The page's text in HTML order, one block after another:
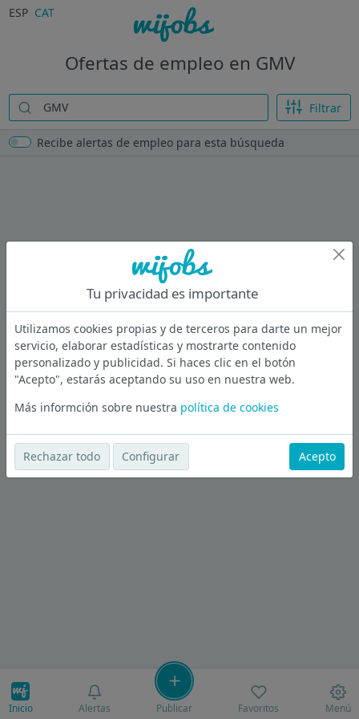
ESP CAT
Ofertas de empleo en GMV
Filtrar
Recibe alertas de empleo para esta búsqueda
Inicio Alertas Publicar Favoritos Menú
Tu privacidad es importante
Utilizamos cookies propias y de terceros para darte un mejor
servicio, elaborar estadísticas y mostrarte contenido
personalizado y publicidad. Si haces clic en el botón
"Acepto", estarás aceptando su uso en nuestra web.
Más informción sobre nuestra política de cookies
Rechazar todo Configurar Acepto